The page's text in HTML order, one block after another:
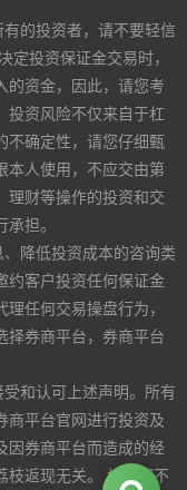
的投资者，请不要轻信
投资保证金交易时，
的资金，因此，请您考
投资风险不仅来自于杠
不确定性，请您仔细甄
本人使用，不应交由第
理财等操作的投资和交
担。
降低投资成本的咨询类
约客户投资任何保证金
任何交易操盘行为，
择券商平台，券商平台
和认可上述声明。所有
商平台官网进行投资及
因券商平台而造成的经
枝返现无关。 如果您不